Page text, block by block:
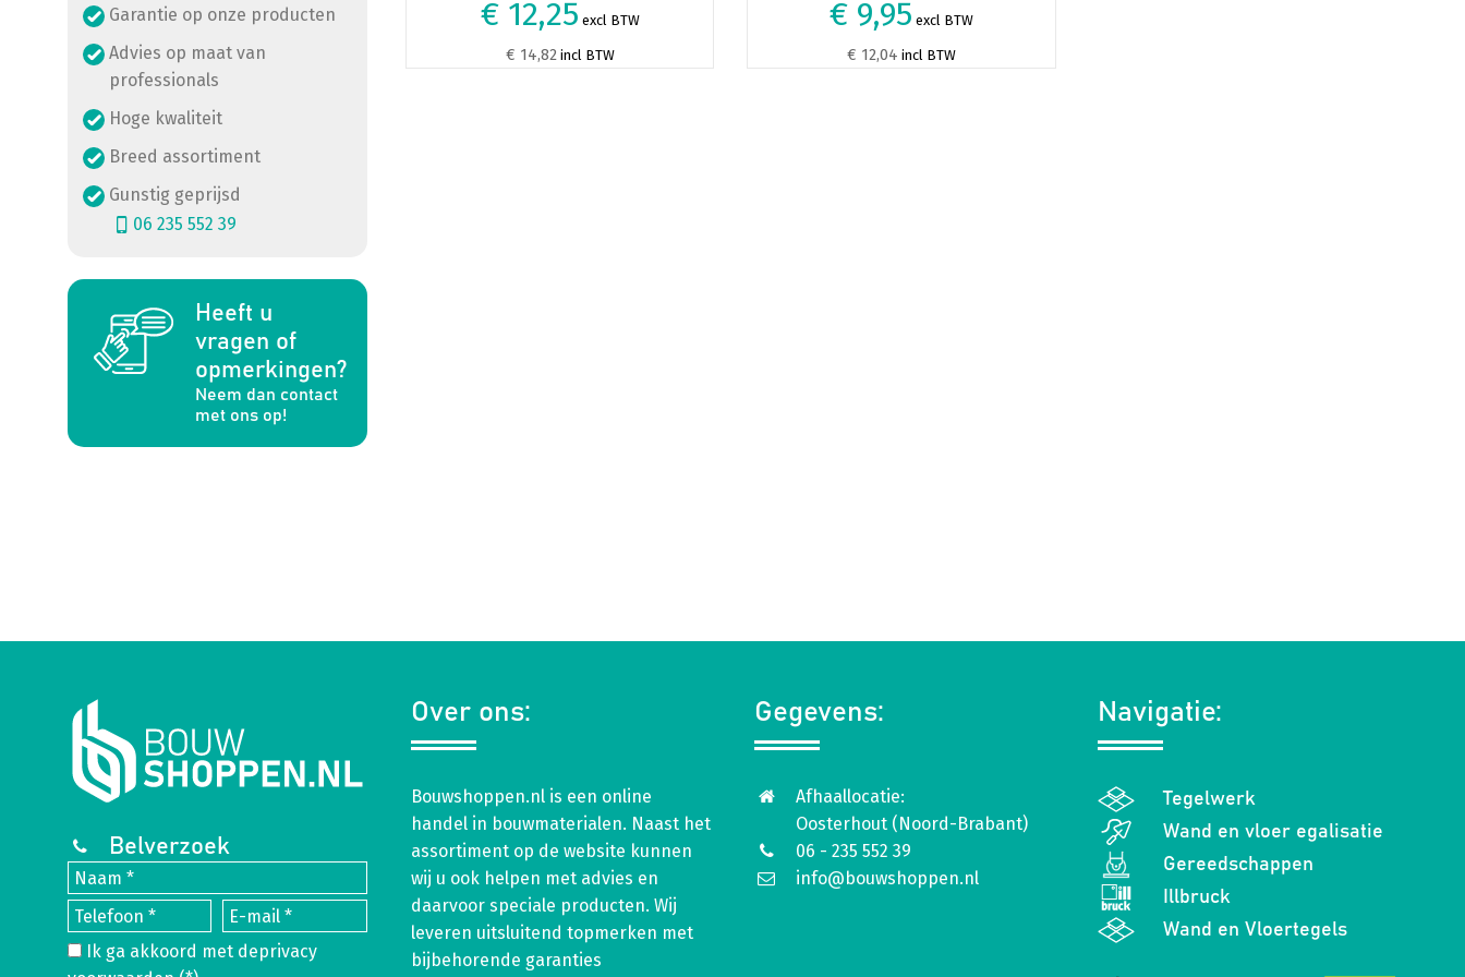
€ 12,25 excl BTW
€ 14,82incl BTW
€ 9,95 excl BTW
€ 12,04 incl BTW
Garantie op onze producten
Advies op maat van
professionals
Hoge kwaliteit
Breed assortiment
Gunstig geprijsd
06 235 552 39
Heeft u
vragen of
opmerkingen?
Neem dan contact
met ons op!
Belverzoek
Ik ga akkoord met deprivacy
Over ons:
Bouwshoppen.nl is een online
handel in bouwmaterialen. Naast het
assortiment op de website kunnen
wij u ook helpen met advies en
daarvoor speciale producten. Wij
leveren uitsluitend topmerken met
bijbehorende garanties
Gegevens:
Afhaallocatie:
Oosterhout (Noord-Brabant)
06 - 235 552 39
info@bouwshoppen.nl
Navigatie:
Tegelwerk
Wand en vloer egalisatie
Gereedschappen
Illbruck
Wand en Vloertegels